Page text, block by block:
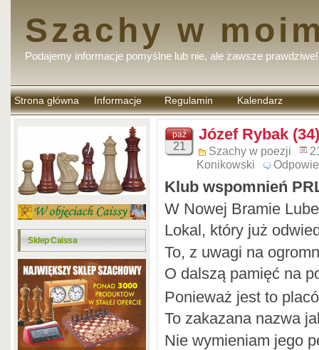
Szachy w
Podajemy informacje pomyślne lub nie, ale zawsze prawdziwe!
Strona główna Informacje Regulamin
komentarzy
Kalendarz
Sklep Caissa
paź
21
Józef Rybak (34)
Szachy w poezji
Konikowski
Klub wspomnień
W Nowej Bramie
Lokal, który już
To, z uwagi na
O dalszą pamięć na
Ponieważ jest to
To zakazana nazwa
Nie wymieniam jego